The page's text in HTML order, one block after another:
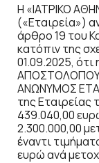
Η «ΙΑΤΡΙΚΟ
(«Εταιρεία»)
άρθρο 19 του
κατόπιν της
01.09.2025, ότι
ΑΝΩΝΥΜΟΣ
της Εταιρείας
439.040,00
2.300.000,00
έναντι
ευρώ ανά